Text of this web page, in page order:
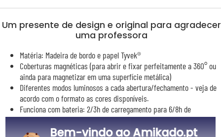
Um presente de design e original para agradecer
uma professora
Matéria: Madeira de bordo e papel Tyvek®
Coberturas magnéticas (para abrir e fixar perfeitamente a 360° ou
ainda para magnetizar em uma superfície metálica)
Diferentes modos luminosos a cada abertura/fechamento - veja de
acordo com o formato as cores disponíveis.
Funciona com bateria: 2/3h de carregamento para 6/8h de
funcionamento.
Gravação da capa em madeira realizada a laser.
Bem-vindo ao Amikado.pt